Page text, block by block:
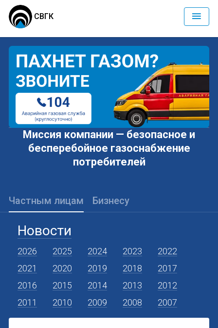
СВГК
Миссия компании — безопасное и
бесперебойное газоснабжение
потребителей
Частным лицам Бизнесу
Новости
2026 2025 2024 2023
2022
2021
2020 2019 2018
2017
2016
2015 2014 2013
2012
2011
2010 2009 2008 2007